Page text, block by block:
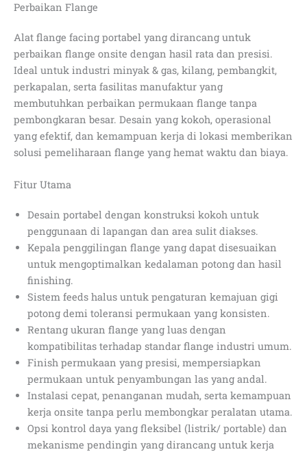
Perbaikan Flange
Alat flange facing portabel yang dirancang untuk
perbaikan flange onsite dengan hasil rata dan presisi.
Ideal untuk industri minyak & gas, kilang, pembangkit,
perkapalan, serta fasilitas manufaktur yang
membutuhkan perbaikan permukaan flange tanpa
pembongkaran besar. Desain yang kokoh, operasional
yang efektif, dan kemampuan kerja di lokasi memberikan
solusi pemeliharaan flange yang hemat waktu dan biaya.
Fitur Utama
Desain portabel dengan konstruksi kokoh untuk
penggunaan di lapangan dan area sulit diakses.
Kepala penggilingan flange yang dapat disesuaikan
untuk mengoptimalkan kedalaman potong dan hasil
finishing.
Sistem feeds halus untuk pengaturan kemajuan gigi
potong demi toleransi permukaan yang konsisten.
Rentang ukuran flange yang luas dengan
kompatibilitas terhadap standar flange industri umum.
Finish permukaan yang presisi, mempersiapkan
permukaan untuk penyambungan las yang andal.
Instalasi cepat, penanganan mudah, serta kemampuan
kerja onsite tanpa perlu membongkar peralatan utama.
Opsi kontrol daya yang fleksibel (listrik/ portable) dan
mekanisme pendingin yang dirancang untuk kerja